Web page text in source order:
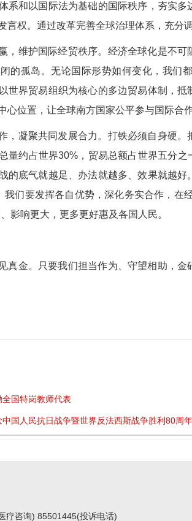
系和以国际法为基础的国际秩序，夯实
言权。通过改革完善全球治理体系，充分
，维护国际经贸秩序。经济全球化是不
的孤岛。无论国际形势如何变化，我们
世界贸易组织为核心的多边贸易体制，
心位置，让全球南方国家公平参与国际合
，凝聚共同发展合力。打铁必须自身硬
量约占世界30%，贸易总额占世界五分之
的底气就越足、办法就越多、效果就越
我们要发挥各自优势，深化务实合作，
影响更大，更多更好惠及各国人民。
真金。只要我们担当作为、守望相助，
国特岗教师代表
中国人民抗日战争暨世界反法西斯战争胜利80周
疗咨询) 85501445(投诉电话)